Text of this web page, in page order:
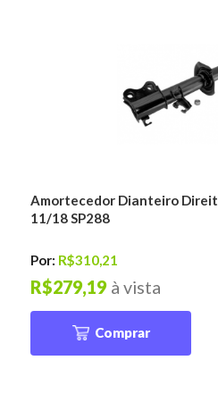
Amortecedor Dianteiro
11/18 SP288
Por: R$310,21
à vista
R$279,19
Comprar